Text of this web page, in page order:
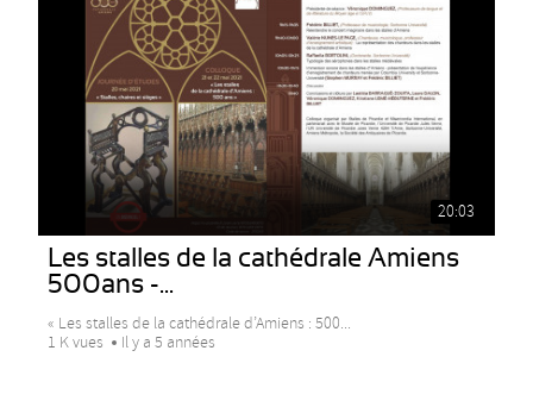
20:03
Les stalles de la cathédrale Amiens
500ans -...
« Les stalles de la cathédrale d’Amiens : 500...
1 K vues
Il y a 5 années